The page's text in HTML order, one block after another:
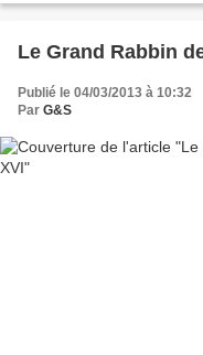
Le Grand Rabbin
Publié le 04/03/2013 à 10:32
Par G&S